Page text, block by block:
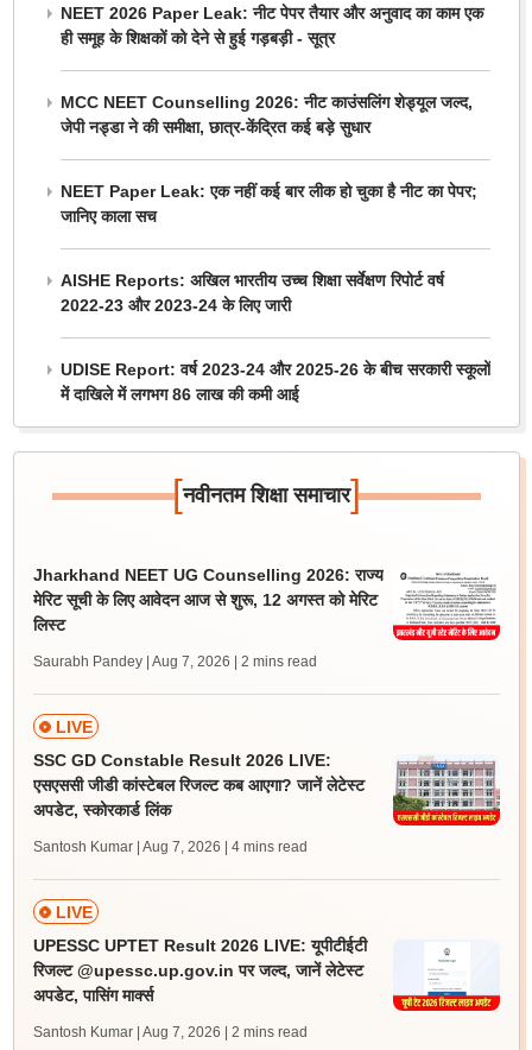
NEET 2026 Paper Leak: नीट पेपर तैयार और अनुवाद का काम एक
ही समूह के शिक्षकों को देने से हुई गड़बड़ी - सूत्र
MCC NEET Counselling 2026: नीट काउंसलिंग शेड्यूल जल्द,
जेपी नड्डा ने की समीक्षा, छात्र-केंद्रित कई बड़े सुधार
NEET Paper Leak: एक नहीं कई बार लीक हो चुका है नीट का पेपर;
जानिए काला सच
AISHE Reports: अखिल भारतीय उच्च शिक्षा सर्वेक्षण रिपोर्ट वर्ष
2022-23 और 2023-24 के लिए जारी
UDISE Report: वर्ष 2023-24 और 2025-26 के बीच सरकारी स्कूलों
में दाखिले में लगभग 86 लाख की कमी आई
[नवीनतम शिक्षा समाचार]
Jharkhand NEET UG Counselling 2026: राज्य
मेरिट सूची के लिए आवेदन आज से शुरू, 12 अगस्त को मेरिट
लिस्ट
Saurabh Pandey | Aug 7, 2026 | 2 mins read
LIVE
SSC GD Constable Result 2026 LIVE:
एसएससी जीडी कांस्टेबल रिजल्ट कब आएगा? जानें लेटेस्ट
अपडेट, स्कोरकार्ड लिंक
Santosh Kumar | Aug 7, 2026 | 4 mins read
LIVE
UPESSC UPTET Result 2026 LIVE: यूपीटीईटी
रिजल्ट @upessc.up.gov.in पर जल्द, जानें लेटेस्ट
अपडेट, पासिंग मार्क्स
Santosh Kumar | Aug 7, 2026 | 2 mins read